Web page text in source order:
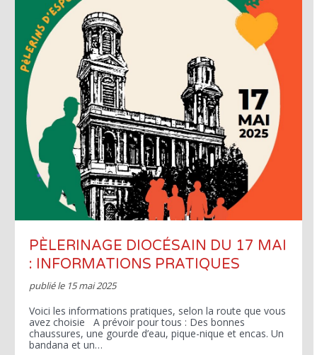
PÈLERINAGE DIOCÉSAIN DU 17 MAI
: INFORMATIONS PRATIQUES
publié le 15 mai 2025
Voici les informations pratiques, selon la route que vous
avez choisie A prévoir pour tous : Des bonnes
chaussures, une gourde d’eau, pique-nique et encas. Un
bandana et un…